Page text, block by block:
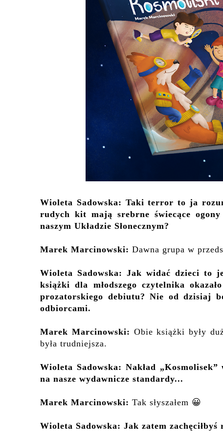
Wioleta Sadowska: Taki terror to ja
rudych kit mają srebrne świecące
naszym Układzie Słonecznym?
Marek Marcinowski: Dawna grupa w
Wioleta Sadowska: Jak widać dzieci to
książki dla młodszego czytelnika
prozatorskiego debiutu? Nie od dzisiaj
odbiorcami.
Marek Marcinowski: Obie książki były
była trudniejsza.
Wioleta Sadowska: Nakład
na nasze wydawnicze standardy...
Marek Marcinowski: Tak słyszałem 😀
Wioleta Sadowska: Jak zatem